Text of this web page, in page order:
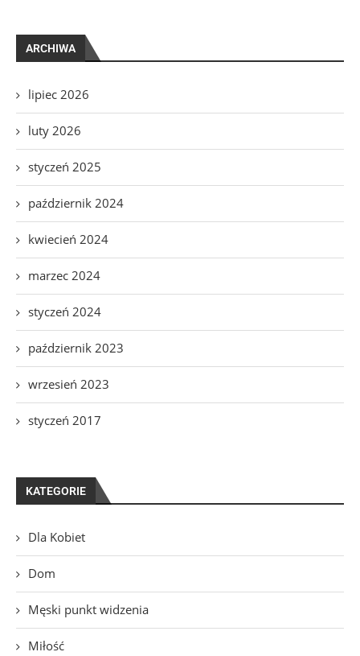
ARCHIWA
lipiec 2026
luty 2026
styczeń 2025
październik 2024
kwiecień 2024
marzec 2024
styczeń 2024
październik 2023
wrzesień 2023
styczeń 2017
KATEGORIE
Dla Kobiet
Dom
Męski punkt widzenia
Miłość